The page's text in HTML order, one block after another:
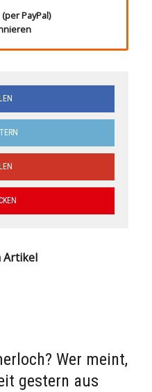
PayPal)
Artikel
Wer meint,
gestern aus